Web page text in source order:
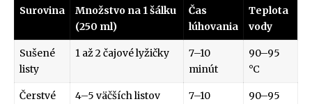
Surovina
Množstvo na 1 šálku
(250 ml)
Čas
lúhovania
Teplota
vody
Sušené
listy
1 až 2 čajové lyžičky
7–10
minút
90–95
°C
Čerstvé
4–5 väčších listov
7–10
90–95